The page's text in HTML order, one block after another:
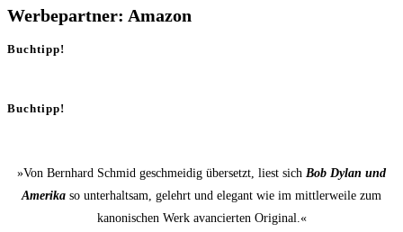
Werbepartner: Amazon
Buchtipp!
Buchtipp!
»Von Bernhard Schmid geschmeidig übersetzt, liest sich Bob Dylan und
Amerika so unterhaltsam, gelehrt und elegant wie im mittlerweile zum
kanonischen Werk avancierten Original.«